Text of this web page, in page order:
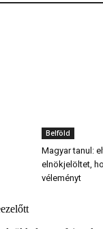
Belföld
Magyar tanul:
elnökjelöltet,
véleményt